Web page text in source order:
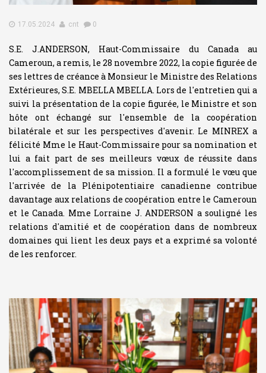
17.05.2024 cnt 0
S.E. J.ANDERSON, Haut-Commissaire du Canada au
Cameroun, a remis, le 28 novembre 2022, la copie figurée de
ses lettres de créance à Monsieur le Ministre des Relations
Extérieures, S.E. MBELLA MBELLA. Lors de l'entretien qui a
suivi la présentation de la copie figurée, le Ministre et son
hôte ont échangé sur l'ensemble de la coopération
bilatérale et sur les perspectives d'avenir. Le MINREX a
félicité Mme le Haut-Commissaire pour sa nomination et
lui a fait part de ses meilleurs vœux de réussite dans
l'accomplissement de sa mission. Il a formulé le vœu que
l'arrivée de la Plénipotentiaire canadienne contribue
davantage aux relations de coopération entre le Cameroun
et le Canada. Mme Lorraine J. ANDERSON a souligné les
relations d'amitié et de coopération dans de nombreux
domaines qui lient les deux pays et a exprimé sa volonté
de les renforcer.